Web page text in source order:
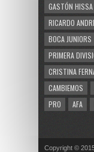
GASTÓN HISSA
RICARDO
BOCA JUNIORS
PRIMERA
CRISTINA
CAMBIEMOS
PRO
AFA
Copyright ©